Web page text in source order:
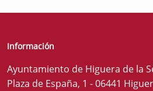
Información
Ayuntamiento de Higuera de la
Plaza de España, 1 - 06441